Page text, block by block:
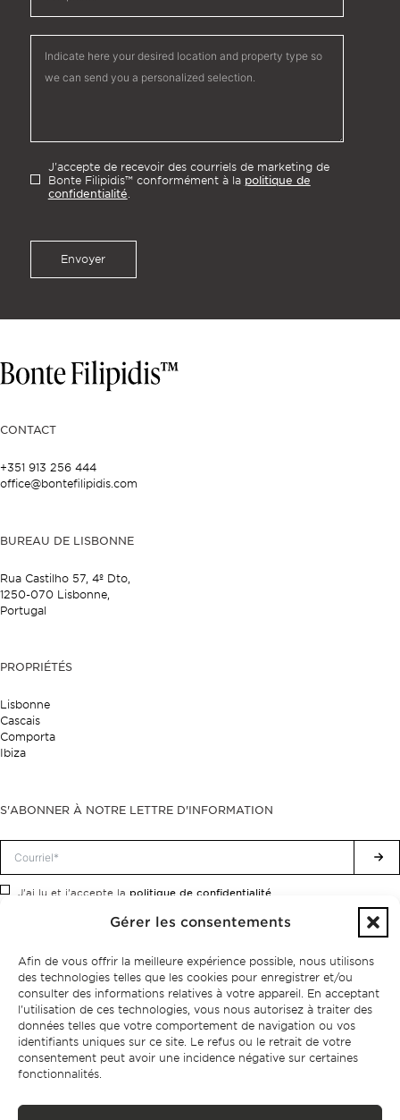
Gérer les consentements
Afin de vous offrir la meilleure expérience possible, nous utilisons
des technologies telles que les cookies pour enregistrer et/ou
consulter des informations relatives à votre appareil. En acceptant
l'utilisation de ces technologies, vous nous autorisez à traiter des
données telles que votre comportement de navigation ou vos
identifiants uniques sur ce site. Le refus ou le retrait de votre
consentement peut avoir une incidence négative sur certaines
fonctionnalités.
J'accepte de recevoir des courriels de marketing de
Bonte Filipidis™ conformément à la politique de
confidentialité.
Envoyer
CONTACT
+351 913 256 444
office@bontefilipidis.com
BUREAU DE LISBONNE
Rua Castilho 57, 4º Dto,
1250-070 Lisbonne,
Portugal
PROPRIÉTÉS
Lisbonne
Cascais
Comporta
Ibiza
S'ABONNER À NOTRE LETTRE D'INFORMATION
J'ai lu et j'accepte la politique de confidentialité.